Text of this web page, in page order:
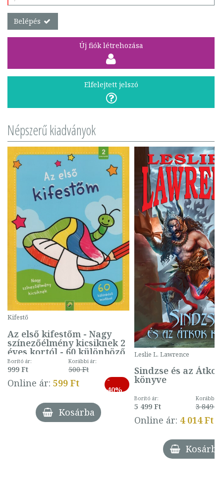
Belépés
Új fiók létrehozása
Elfelejtett jelszó
Népszerű kiadványok
Kifestő
Az első kifestőm - Nagy
színezőélmény kicsiknek 2
éves kortól - 60 különböző
mintával (gombás)
Borító ár:
999 Ft
Korábbi ár:
500 Ft
Online ár: 599 Ft
-
40%
Kosárba
Leslie L. Lawrence
Sindzse és az Átkok
könyve
Borító ár:
5 499 Ft
Korábbi
3 849 Ft
Online ár: 4 014 Ft
Kosárba